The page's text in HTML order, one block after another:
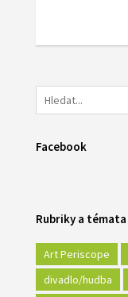
Facebook
Rubriky a témata
Art Periscope
divadlo/hudba